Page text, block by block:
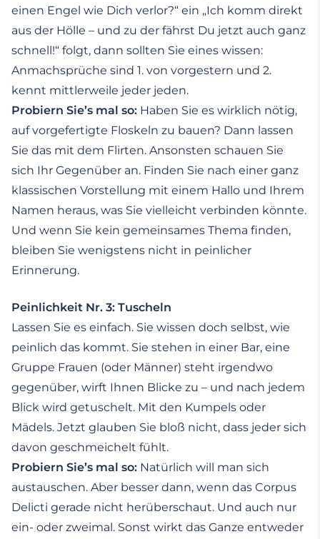
einen Engel wie Dich verlor?“ ein „Ich komm direkt
aus der Hölle – und zu der fährst Du jetzt auch ganz
schnell!“ folgt, dann sollten Sie eines wissen:
Anmachsprüche sind 1. von vorgestern und 2.
kennt mittlerweile jeder jeden.
Probiern Sie’s mal so: Haben Sie es wirklich nötig,
auf vorgefertigte Floskeln zu bauen? Dann lassen
Sie das mit dem Flirten. Ansonsten schauen Sie
sich Ihr Gegenüber an. Finden Sie nach einer ganz
klassischen Vorstellung mit einem Hallo und Ihrem
Namen heraus, was Sie vielleicht verbinden könnte.
Und wenn Sie kein gemeinsames Thema finden,
bleiben Sie wenigstens nicht in peinlicher
Erinnerung.
Peinlichkeit Nr. 3: Tuscheln
Lassen Sie es einfach. Sie wissen doch selbst, wie
peinlich das kommt. Sie stehen in einer Bar, eine
Gruppe Frauen (oder Männer) steht irgendwo
gegenüber, wirft Ihnen Blicke zu – und nach jedem
Blick wird getuschelt. Mit den Kumpels oder
Mädels. Jetzt glauben Sie bloß nicht, dass jeder sich
davon geschmeichelt fühlt.
Probiern Sie’s mal so: Natürlich will man sich
austauschen. Aber besser dann, wenn das Corpus
Delicti gerade nicht herüberschaut. Und auch nur
ein- oder zweimal. Sonst wirkt das Ganze entweder